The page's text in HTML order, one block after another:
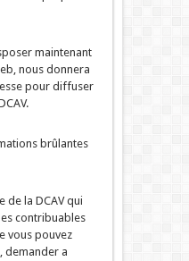
maintenant
nous donnera
pour diffuser
brûlantes
de la DCAV qui
contribuables
vous pouvez
demander a